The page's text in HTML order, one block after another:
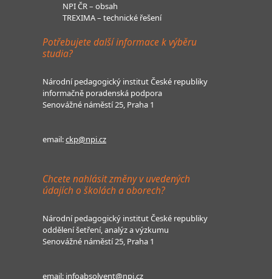
NPI ČR – obsah
TREXIMA – technické řešení
Potřebujete další informace k výběru
studia?
Národní pedagogický institut České republiky
informačně poradenská podpora
Senovážné náměstí 25, Praha 1
email:ckp@npi.cz
Chcete nahlásit změny v uvedených
údajích o školách a oborech?
Národní pedagogický institut České republiky
oddělení šetření, analýz a výzkumu
Senovážné náměstí 25, Praha 1
email: infoabsolvent@npi.cz